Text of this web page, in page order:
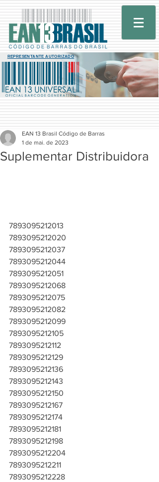
REPRESENTANTE AUTORIZADO
Suplementar Distribuidora
EAN 13 Brasil Código de Barras
1 de mai. de 2023
7893095212013
7893095212020
7893095212037
7893095212044
7893095212051
7893095212068
7893095212075
7893095212082
7893095212099
7893095212105
7893095212112
7893095212129
7893095212136
7893095212143
7893095212150
7893095212167
7893095212174
7893095212181
7893095212198
7893095212204
7893095212211
7893095212228